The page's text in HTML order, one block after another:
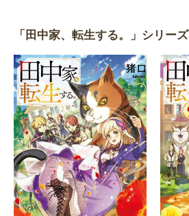
「田中家、転生する。」シリーズ